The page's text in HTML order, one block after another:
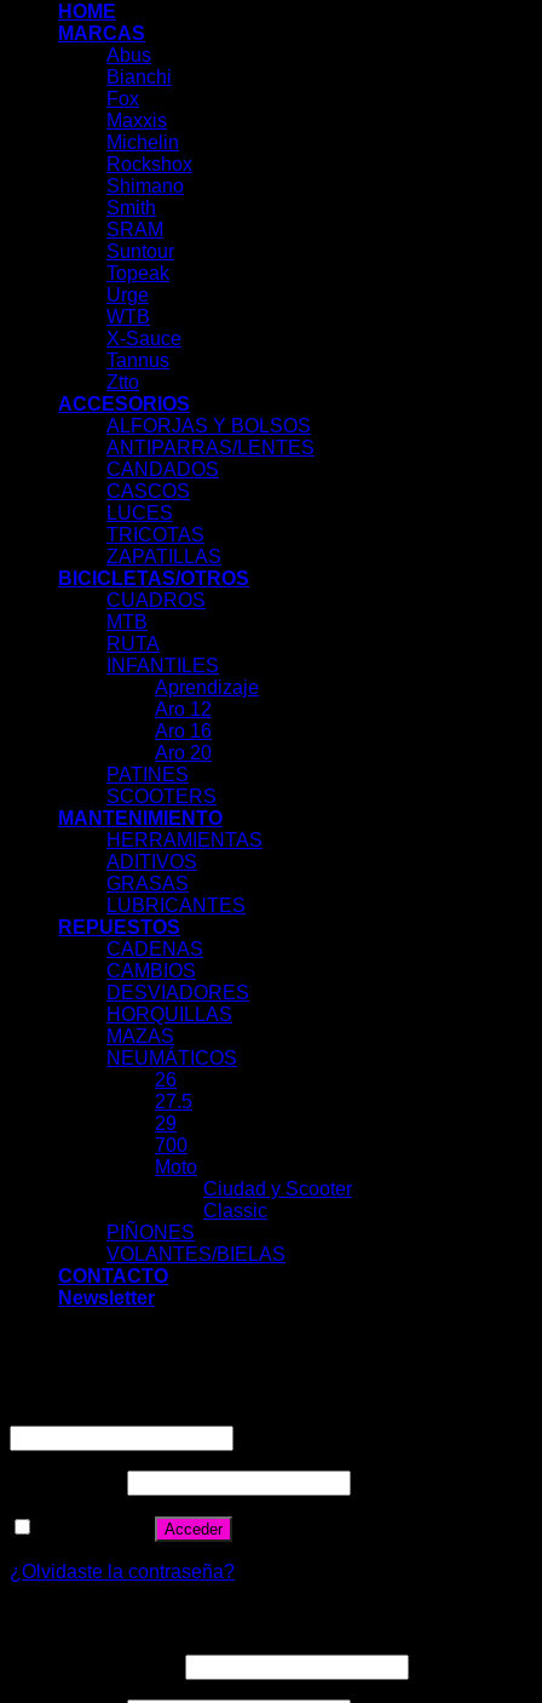
HOME
MARCAS
Abus
Bianchi
Fox
Maxxis
Michelin
Rockshox
Shimano
Smith
SRAM
Suntour
Topeak
Urge
WTB
X-Sauce
Tannus
Ztto
ACCESORIOS
ALFORJAS Y BOLSOS
ANTIPARRAS/LENTES
CANDADOS
CASCOS
LUCES
TRICOTAS
ZAPATILLAS
BICICLETAS/OTROS
CUADROS
MTB
RUTA
INFANTILES
Aprendizaje
Aro 12
Aro 16
Aro 20
PATINES
SCOOTERS
MANTENIMIENTO
HERRAMIENTAS
ADITIVOS
GRASAS
LUBRICANTES
REPUESTOS
CADENAS
CAMBIOS
DESVIADORES
HORQUILLAS
MAZAS
NEUMÁTICOS
26
27.5
29
700
Moto
Ciudad y Scooter
Classic
PIÑONES
VOLANTES/BIELAS
CONTACTO
Newsletter
Acceder
¿Olvidaste la contraseña?